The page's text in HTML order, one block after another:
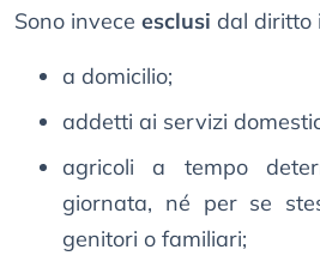
Sono invece esclusi dal diritto
a domicilio;
addetti ai servizi
agricoli a tempo
giornata, né per se
genitori o familiari;